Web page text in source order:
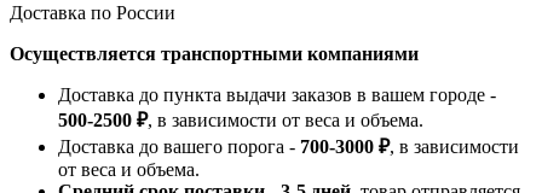
Доставка по России
Осуществляется транспортными компаниями
Доставка до пункта выдачи заказов в вашем городе -
500-2500 ₽, в зависимости от веса и объема.
Доставка до вашего порога - 700-3000 ₽, в зависимости
от веса и объема.